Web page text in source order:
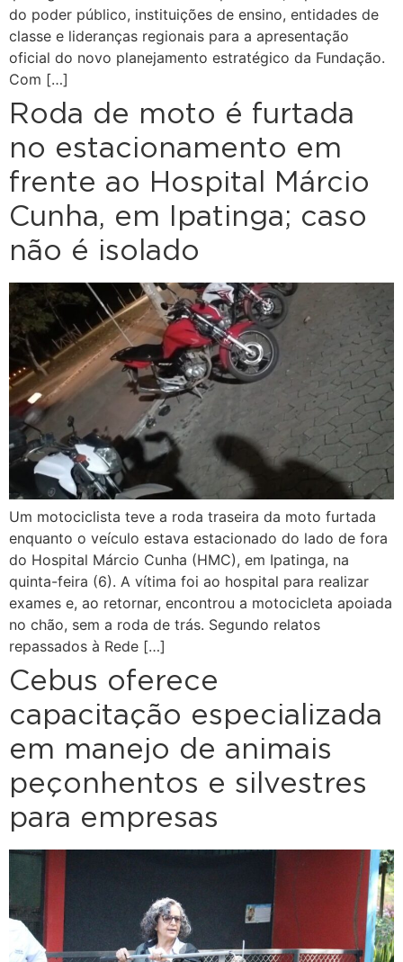
do poder público, instituições de ensino, entidades de
classe e lideranças regionais para a apresentação
oficial do novo planejamento estratégico da Fundação.
Com […]
Roda de moto é furtada
no estacionamento em
frente ao Hospital Márcio
Cunha, em Ipatinga; caso
não é isolado
Um motociclista teve a roda traseira da moto furtada
enquanto o veículo estava estacionado do lado de fora
do Hospital Márcio Cunha (HMC), em Ipatinga, na
quinta-feira (6). A vítima foi ao hospital para realizar
exames e, ao retornar, encontrou a motocicleta apoiada
no chão, sem a roda de trás. Segundo relatos
repassados à Rede […]
Cebus oferece
capacitação especializada
em manejo de animais
peçonhentos e silvestres
para empresas